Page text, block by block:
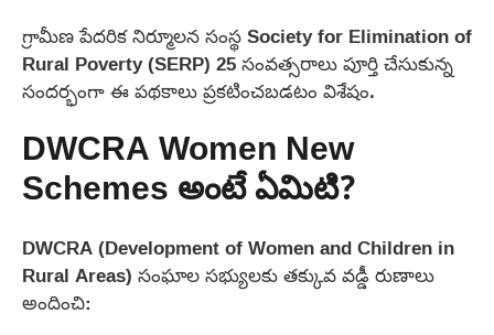
గ్రామీణ పేదరిక నిర్మూలన సంస్థ Society for Elimination of
Rural Poverty (SERP) 25 సంవత్సరాలు పూర్తి చేసుకున్న
సందర్భంగా ఈ పథకాలు ప్రకటించబడటం విశేషం.
DWCRA Women New
Schemes అంటే ఏమిటి?
DWCRA (Development of Women and Children in
Rural Areas) సంఘాల సభ్యులకు తక్కువ వడ్డీ రుణాలు
అందించి: